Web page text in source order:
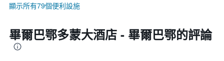
顯示所有79個便利設施
畢爾巴鄂多蒙大酒店 - 畢爾巴鄂的評論